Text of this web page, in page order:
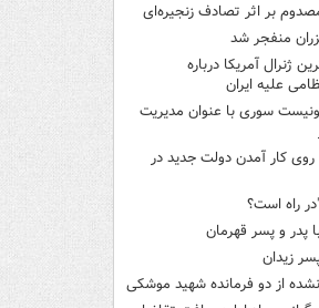
منفجر شد
ژنرال آمریکا درباره
علیه ایران
سوری با عنوان مدیریت
روی کار آمدن دولت جدید در
راه است؟
پدر و پسر قهرمان
زیدان
از دو فرمانده شهید موشکی